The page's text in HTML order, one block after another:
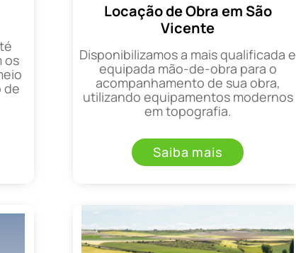
os
de
Locação de Obra em São
Vicente
Disponibilizamos a mais qualificada e
equipada mão-de-obra para o
acompanhamento de sua obra,
utilizando equipamentos modernos
em topografia.
Saiba mais